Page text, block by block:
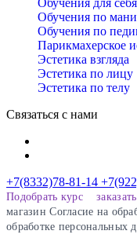
Обучения по
Обучения по
Парикмахерское
Эстетика взгляда
Эстетика по лицу
Эстетика по телу
Связаться с нами
+7(8332)78-81-14
Подобрать курс
магазинCогласие на
обработке персональных